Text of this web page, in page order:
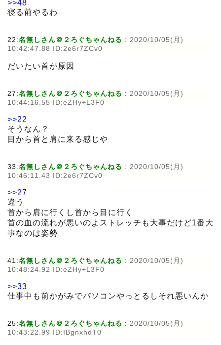
>>48
寝る前やるわ
22:名無しさん＠２ろぐちゃんねる : 2020/10/05(月)
10:42:47.88 ID:2e6r7ZCv0
だいたい首が原因
27:名無しさん＠２ろぐちゃんねる : 2020/10/05(月)
10:44:16.55 ID:eZHy+L3F0
>>22
そうなん？
目から首と肩に来る感じや
33:名無しさん＠２ろぐちゃんねる : 2020/10/05(月)
10:46:11.43 ID:2e6r7ZCv0
>>27
違う
首から肩に行くし首から目に行く
首の血の流れが悪いのよストレッチも大事だけど1番大
事なのは姿勢
41:名無しさん＠２ろぐちゃんねる : 2020/10/05(月)
10:48:24.92 ID:eZHy+L3F0
>>33
仕事中も前かがみでパソコンやっとるしそれ悪いんか
25:名無しさん＠２ろぐちゃんねる : 2020/10/05(月)
10:43:22.99 ID:IBgnxhdT0